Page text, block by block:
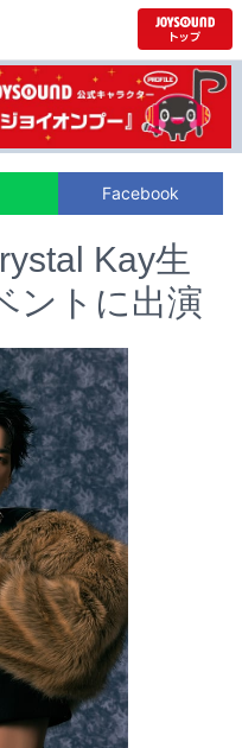
Facebook
Kay生
ントに出演